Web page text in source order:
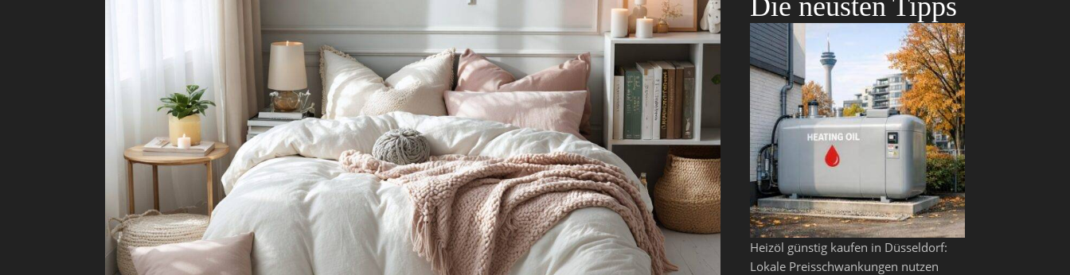
Die neusten Tipps
Heizöl günstig kaufen in Düsseldorf:
Lokale Preisschwankungen nutzen